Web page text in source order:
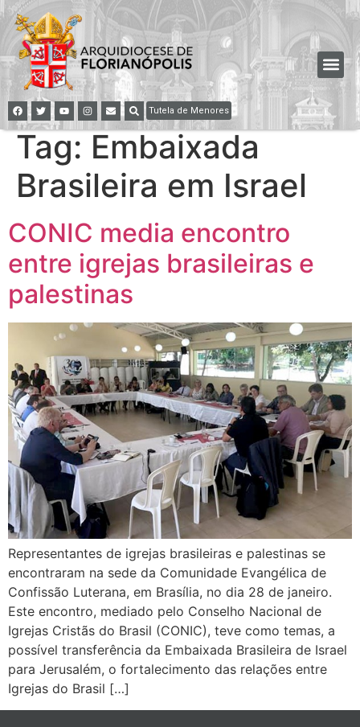
Tutela de Menores
Tag: Embaixada
Brasileira em Israel
CONIC media encontro
entre igrejas brasileiras e
palestinas
Representantes de igrejas brasileiras e palestinas se
encontraram na sede da Comunidade Evangélica de
Confissão Luterana, em Brasília, no dia 28 de janeiro.
Este encontro, mediado pelo Conselho Nacional de
Igrejas Cristãs do Brasil (CONIC), teve como temas, a
possível transferência da Embaixada Brasileira de Israel
para Jerusalém, o fortalecimento das relações entre
Igrejas do Brasil […]